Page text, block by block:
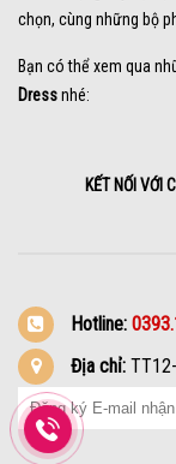
chọn, cùng những bộ
Bạn có thể xem qua
Dressnhé:
KẾT NỐI VỚI
Hotline:
Địa chỉ: